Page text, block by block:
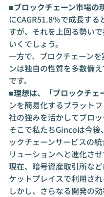
■ブロックチェーン市場の
にCAGR51.8％で成長す
すが、それを上回る勢い
いくでしょう。
一方で、ブロクチェーン
ンは独自の性質を多数備
です。
■理想は、「ブロックチェ
ンを簡易化するプラット
社の強みを活かしてブロ
そこで私たちGincoは今後
ックチェーンサービスの
リューションヘと進化させ
現在、暗号資産取引所な
ケットプレイスで利用さ
しかし、さらなる開発の